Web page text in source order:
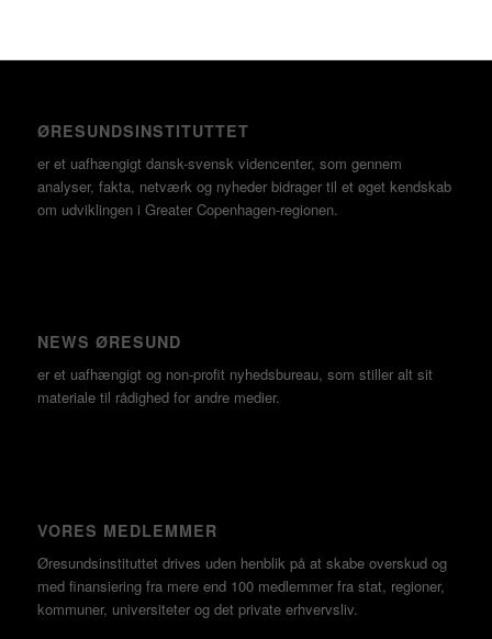
ØRESUNDSINSTITUTTET
er et uafhængigt dansk-svensk videncenter, som gennem
analyser, fakta, netværk og nyheder bidrager til et øget kendskab
om udviklingen i Greater Copenhagen-regionen.
NEWS ØRESUND
er et uafhængigt og non-profit nyhedsbureau, som stiller alt sit
materiale til rådighed for andre medier.
VORES MEDLEMMER
Øresundsinstituttet drives uden henblik på at skabe overskud og
med finansiering fra mere end 100 medlemmer fra stat, regioner,
kommuner, universiteter og det private erhvervsliv.